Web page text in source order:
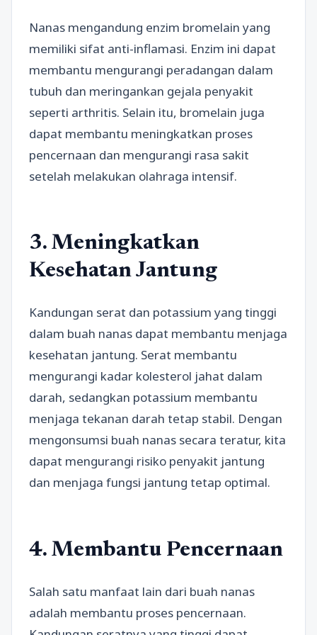
Nanas mengandung enzim bromelain yang
memiliki sifat anti-inflamasi. Enzim ini dapat
membantu mengurangi peradangan dalam
tubuh dan meringankan gejala penyakit
seperti arthritis. Selain itu, bromelain juga
dapat membantu meningkatkan proses
pencernaan dan mengurangi rasa sakit
setelah melakukan olahraga intensif.
3. Meningkatkan
Kesehatan Jantung
Kandungan serat dan potassium yang tinggi
dalam buah nanas dapat membantu menjaga
kesehatan jantung. Serat membantu
mengurangi kadar kolesterol jahat dalam
darah, sedangkan potassium membantu
menjaga tekanan darah tetap stabil. Dengan
mengonsumsi buah nanas secara teratur, kita
dapat mengurangi risiko penyakit jantung
dan menjaga fungsi jantung tetap optimal.
4. Membantu Pencernaan
Salah satu manfaat lain dari buah nanas
adalah membantu proses pencernaan.